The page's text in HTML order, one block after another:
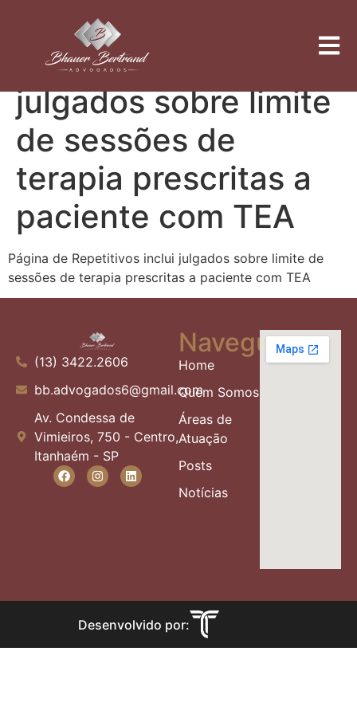
Página de
Repetitivos inclui
julgados sobre limite
de sessões de
terapia prescritas a
paciente com TEA
Página de Repetitivos inclui julgados sobre limite de
sessões de terapia prescritas a paciente com TEA
(13) 3422.2606
bb.advogados6@gmail.com
Av. Condessa de
Vimieiros, 750 - Centro,
Itanhaém - SP
Navegue
Home
Quem Somos
Áreas de
Atuação
Posts
Notícias
Desenvolvido por: